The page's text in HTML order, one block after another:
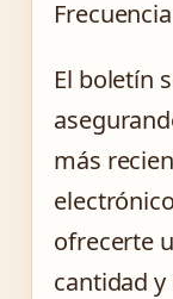
El boletín
más
ofrecerte
cantidad